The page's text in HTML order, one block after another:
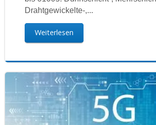
Drahtgewickelte-,...
Weiterlesen